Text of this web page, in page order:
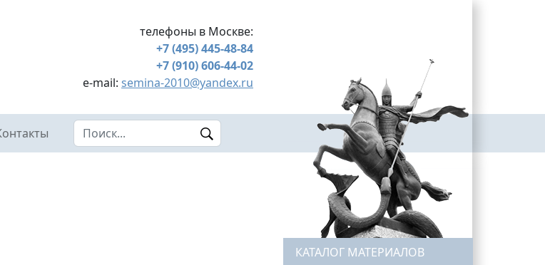
телефоны в Москве:
+7 (495) 445-48-84
+7 (910) 606-44-02
e-mail: semina-2010@yandex.ru
Search this site
КАТАЛОГ МАТЕРИАЛОВ